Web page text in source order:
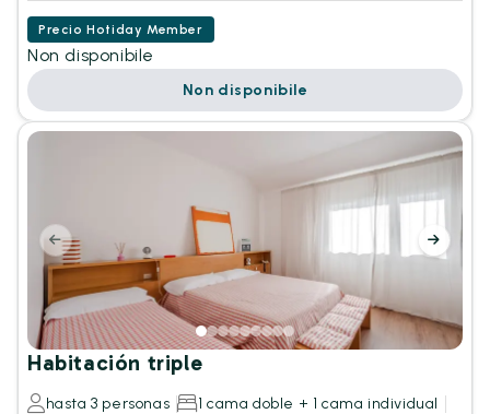
Precio Hotiday Member
Non disponibile
Non disponibile
Habitación triple
hasta 3 personas
1 cama doble + 1 cama individual